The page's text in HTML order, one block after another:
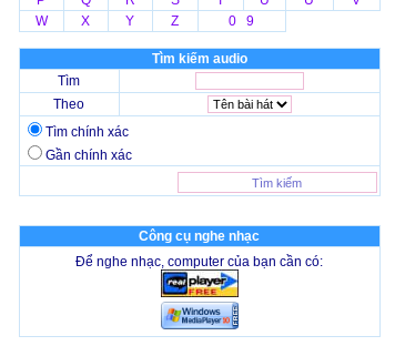
W
X Y Z 0 9
Tìm kiếm audio
Tìm
Theo
Tìm chính xác
Gần chính xác
Công cụ nghe nhạc
Để nghe nhạc, computer của bạn cần có: